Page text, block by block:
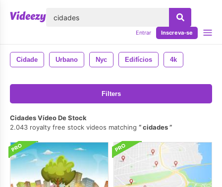
Entrar Inscreva-se
Cidade Urbano Nyc Edifícios 4k
Filters
Cidades Vídeo De Stock
2.043 royalty free stock videos matching
cidades